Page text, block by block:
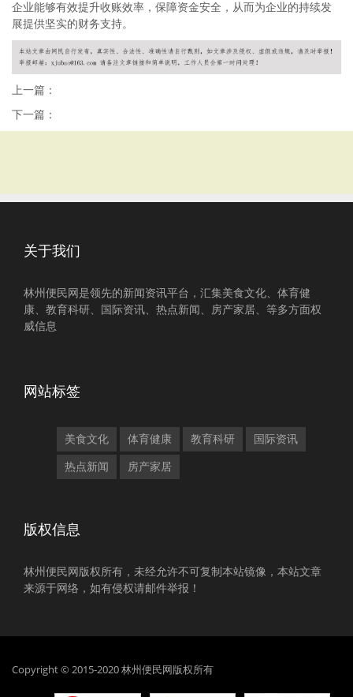
企业能够有效提升收账效率，保障资金安全，从而为企业的持续发
展提供坚实的财务支持。
上一篇：
下一篇：
关于我们
林州便民网是领先的新闻资讯平台，汇集美食文化、体育健
康、教育科研、国际资讯、热点新闻、房产家居、等多方面权
威信息
网站标签
美食文化 体育健康 教育科研 国际资讯
热点新闻 房产家居
版权信息
林州便民网版权所有，未经允许不可复制本站镜像，本站文章
来源于网络，如有侵权请邮件举报！
Copyright © 2015-2020 林州便民网版权所有